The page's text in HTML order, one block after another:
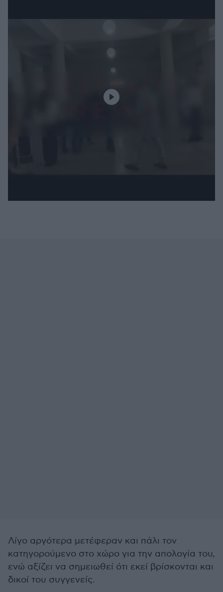
Λίγο αργότερα μετέφεραν και πάλι τον
κατηγορούμενο στο χώρο για την απολογία του,
ενώ αξίζει να σημειωθεί ότι εκεί βρίσκονται και
δικοί του συγγενείς.